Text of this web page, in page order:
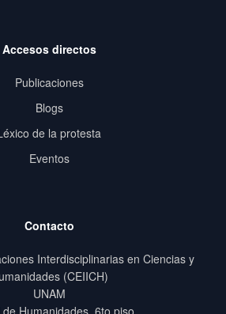
Accesos directos
Publicaciones
Blogs
de la protesta
Eventos
Contacto
Interdisciplinarias en Ciencias y
(CEIICH)
UNAM
Humanidades, 6to piso